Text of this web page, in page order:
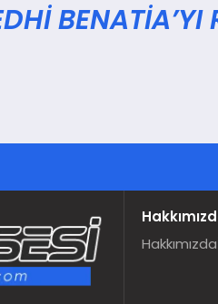
Hakkımızda